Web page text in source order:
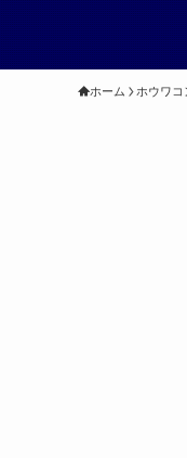
ホーム ホウワ